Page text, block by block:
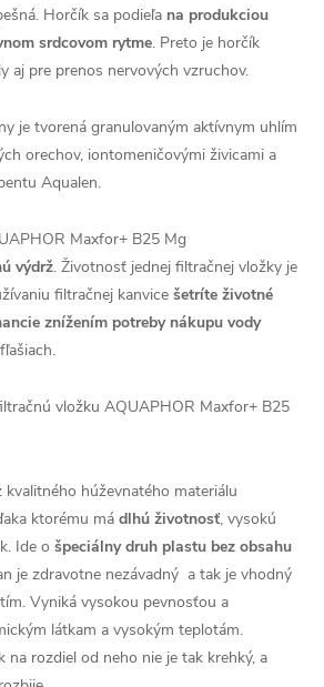
Horčík sa podieľa na produkciou
srdcovom rytme. Preto je horčík
aj pre prenos nervových vzruchov.
je tvorená granulovaným aktívnym uhlím
orechov, iontomeničovými živicami a
Aqualen.
Maxfor+ B25 Mg
výdrž. Životnosť jednej filtračnej vložky je
filtračnej kanvice šetríte životné
znížením potreby nákupu vody
vložku AQUAPHOR Maxfor+ B25
kvalitného húževnatého materiálu
ktorému má dlhú životnosť, vysokú
Ide o špeciálny druh plastu bez obsahu
je zdravotne nezávadný a tak je vhodný
Vyniká vysokou pevnosťou a
látkam a vysokým teplotám.
na rozdiel od neho nie je tak krehký, a